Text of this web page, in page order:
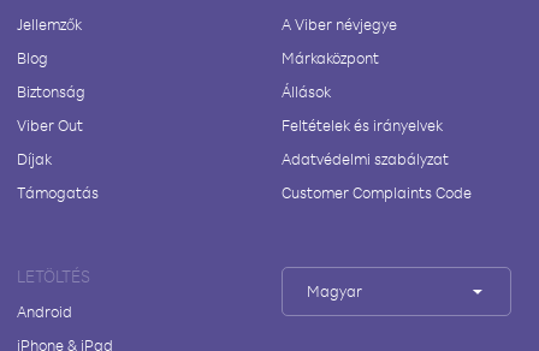
Jellemzők
Blog
Biztonság
Viber Out
Díjak
Támogatás
A Viber névjegye
Márkaközpont
Állások
Feltételek és irányelvek
Adatvédelmi szabályzat
Customer Complaints Code
LETÖLTÉS
Android
iPhone & iPad
Magyar